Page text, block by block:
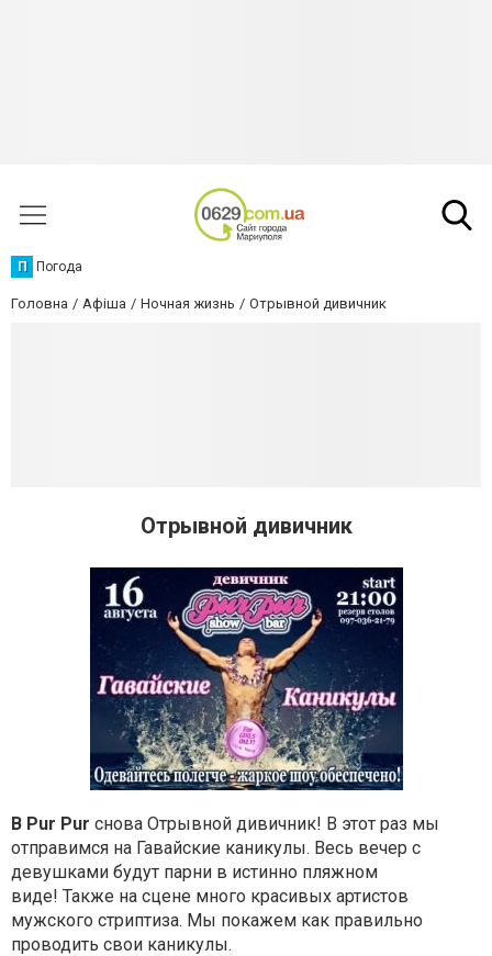
П Погода
Головна Афіша Ночная жизнь Отрывной дивичник
Отрывной дивичник
В Pur Pur снова Отрывной дивичник! В этот раз мы
отправимся на Гавайские каникулы. Весь вечер с
девушками будут парни в истинно пляжном
виде! Также на сцене много красивых артистов
мужского стриптиза. Мы покажем как правильно
проводить свои каникулы.